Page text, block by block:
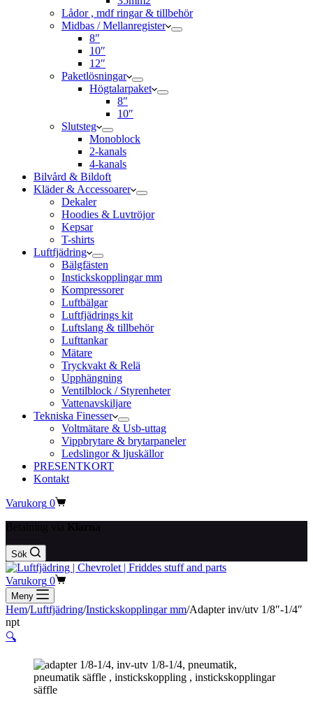
Lådor , mdf ringar & tillbehör
Midbas / Mellanregister
8″
10″
12″
Paketlösningar
Högtalarpaket
8″
10″
Slutsteg
Monoblock
2-kanals
4-kanals
Bilvård & Bildoft
Kläder & Accessoarer
Dekaler
Hoodies & Luvtröjor
Kepsar
T-shirts
Luftfjädring
Bälgfästen
Instickskopplingar mm
Kompressorer
Luftbälgar
Luftfjädrings kit
Luftslang & tillbehör
Lufttankar
Mätare
Tryckvakt & Relä
Upphängning
Ventilblock / Styrenheter
Vattenavskiljare
Tekniska Finesser
Voltmätare & Usb-uttag
Vippbrytare & brytarpaneler
Ledslingor & ljuskällor
PRESENTKORT
Kontakt
Varukorg 0
Sök
Varukorg 0
Meny
Hem/Luftfjädring/Instickskopplingar mm/Adapter inv/utv 1/8″-1/4″
npt
🔍